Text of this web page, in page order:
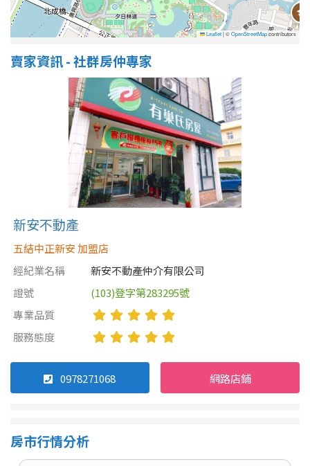
Leaflet|©OpenStreetMapcontributors
賣家資訊 - 社群房仲專家
新安不動產
五結中正新安 加盟店
經紀業名稱
新安不動產仲介有限公司
證號
(103)登字第283295號
專業品質
服務態度
0978271068 網路店鋪
房市行情分析